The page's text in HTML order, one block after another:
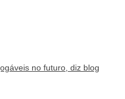
no futuro, diz blog